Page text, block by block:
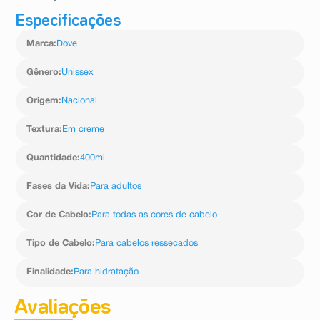
Massageie sobre os cabelos molhados e enxágue.
Dove Hidratação Intensa com Infusão de Oxigênio para
Especificações
Marca: Dove
Gênero:Unissex
Origem: Nacional
Textura: Em creme
Quantidade:400ml
Fases da Vida: Para adultos
Cor de Cabelo: Para todas as cores de cabelo
Tipo de Cabelo: Para cabelos ressecados
Finalidade: Para hidratação
Avaliações